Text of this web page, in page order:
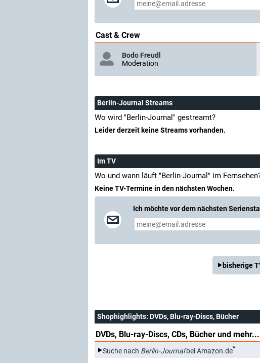
Cast & Crew
Bodo Freudl
Moderation
Berlin-Journal Streams
Wo wird "Berlin-Journal" gestreamt?
Leider derzeit keine Streams vorhanden.
Im TV
Wo und wann läuft "Berlin-Journal" im
Keine TV-Termine in den nächsten Wochen.
Ich möchte vor dem nächsten
bisherige
Shophighlights: DVDs, Blu-ray-Discs, Bücher
DVDs, Blu-ray-Discs, CDs, Bücher und mehr...
Suche nach Berlin-Journalbei Amazon.de*